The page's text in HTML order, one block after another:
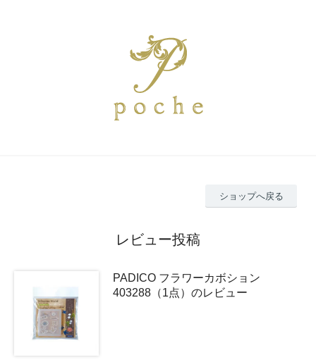
ショップへ戻る
レビュー投稿
PADICO フラワーカボション
403288（1点）のレビュー